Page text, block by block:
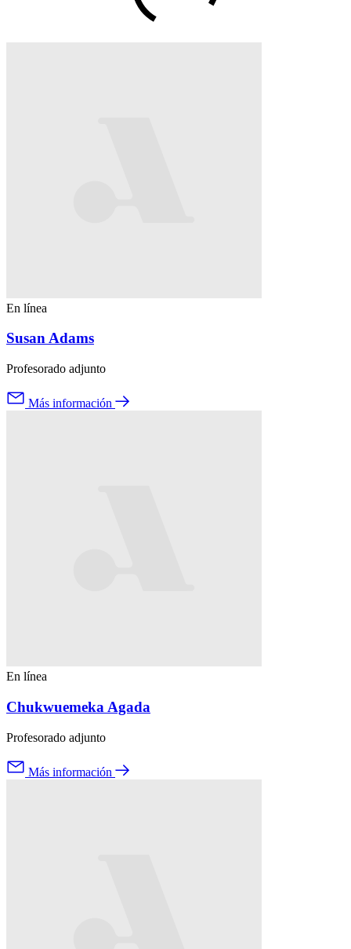
En línea
Susan Adams
Profesorado adjunto
Más información
En línea
Chukwuemeka Agada
Profesorado adjunto
Más información